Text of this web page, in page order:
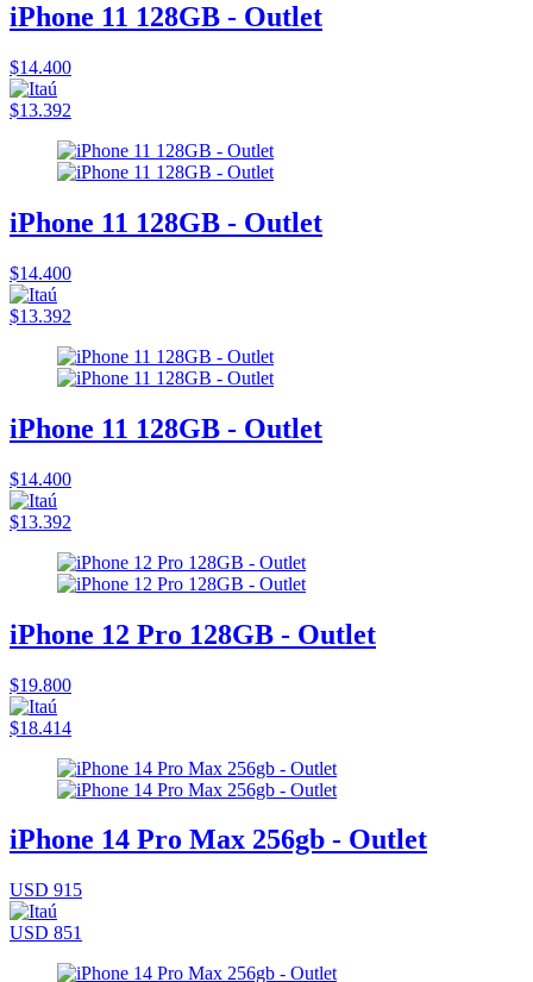
iPhone 11 128GB - Outlet
$14.400
$13.392
iPhone 11 128GB - Outlet
$14.400
$13.392
iPhone 11 128GB - Outlet
$14.400
$13.392
iPhone 12 Pro 128GB - Outlet
$19.800
$18.414
iPhone 14 Pro Max 256gb - Outlet
USD 915
USD 851